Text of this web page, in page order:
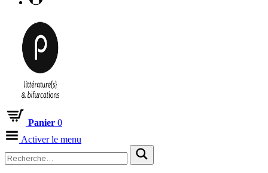
Panier 0
Activer le menu